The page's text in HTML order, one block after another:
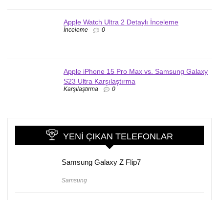
Apple Watch Ultra 2 Detaylı İnceleme
İnceleme 0
Apple iPhone 15 Pro Max vs. Samsung Galaxy
S23 Ultra Karşılaştırma
Karşılaştırma 0
YENI ÇIKAN TELEFONLAR
Samsung Galaxy Z Flip7
Samsung